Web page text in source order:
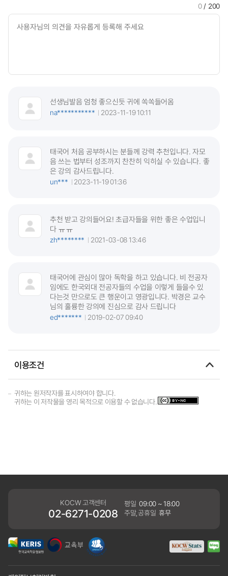
0/ 200
선생님발음 엄청 좋으신듯 귀에 쏙쏙들어옴
na***********
2023-11-19 10:11
태국어 처음 공부하시는 분들께 강력 추천입니다. 자모
음 쓰는 법부터 성조까지 찬찬히 익히실 수 있습니다. 좋
은 강의 감사드립니다.
un***
2023-11-19 01:36
추천 받고 강의들어요! 초급자들을 위한 좋은 수업입니
다 ㅠㅠ
zh********
2021-03-08 13:46
태국어에 관심이 많아 독학을 하고 있습니다. 비 전공자
임에도 한국외대 전공자들의 수업을 이렇게 들을수 있
다는것 만으로도 큰 행운이고 영광입니다. 박경은 교수
님의 훌륭한 강의에 진심으로 감사 드립니다
ed*******
2019-02-07 09:40
이용조건
귀하는 원저작자를 표시하여야 합니다.
귀하는 이 저작물을 영리 목적으로 이용할 수 없습니다.
KOCW 고객센터
02-6271-0208
평일 09:00 ~ 18:00
주말,공휴일 휴무